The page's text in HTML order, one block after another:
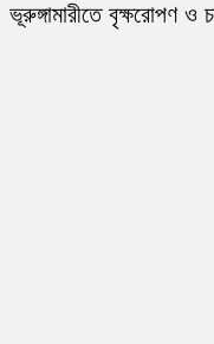
ভূরুঙ্গামারীতে বৃক্ষরোপণ ও